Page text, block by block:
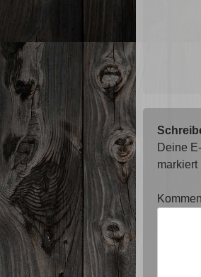
Deine
markiert